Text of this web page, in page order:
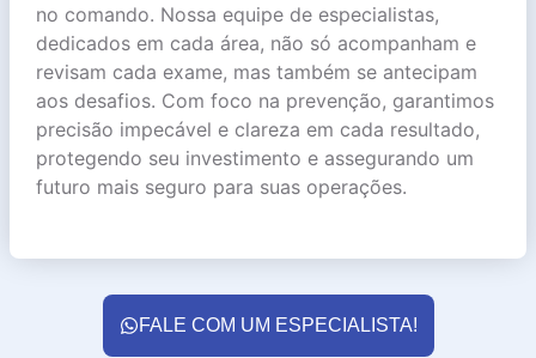
no comando. Nossa equipe de especialistas,
dedicados em cada área, não só acompanham e
revisam cada exame, mas também se antecipam
aos desafios. Com foco na prevenção, garantimos
precisão impecável e clareza em cada resultado,
protegendo seu investimento e assegurando um
futuro mais seguro para suas operações.
FALE COM UM ESPECIALISTA!